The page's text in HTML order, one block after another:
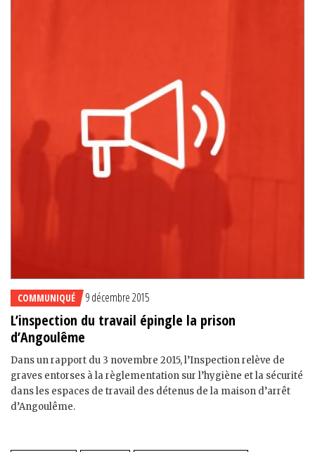
COMMUNIQUÉ 9 décembre 2015
L’inspection du travail épingle la prison
d’Angoulême
Dans un rapport du 3 novembre 2015, l’Inspection relève de
graves entorses à la règlementation sur l’hygiène et la sécurité
dans les espaces de travail des détenus de la maison d’arrêt
d’Angoulême.